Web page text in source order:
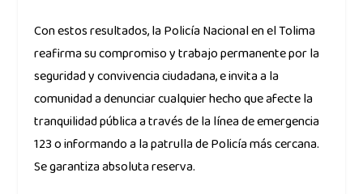
Con estos resultados, la Policía Nacional en el Tolima
reafirma su compromiso y trabajo permanente por la
seguridad y convivencia ciudadana, e invita a la
comunidad a denunciar cualquier hecho que afecte la
tranquilidad pública a través de la línea de emergencia
123 o informando a la patrulla de Policía más cercana.
Se garantiza absoluta reserva.